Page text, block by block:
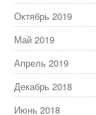
Октябрь 2019
Май 2019
Апрель 2019
Декабрь 2018
Июнь 2018